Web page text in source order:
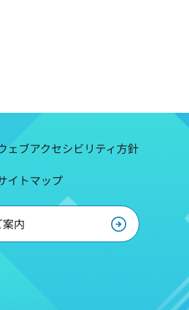
ェブアクセシビリティ方針
イトマップ
内